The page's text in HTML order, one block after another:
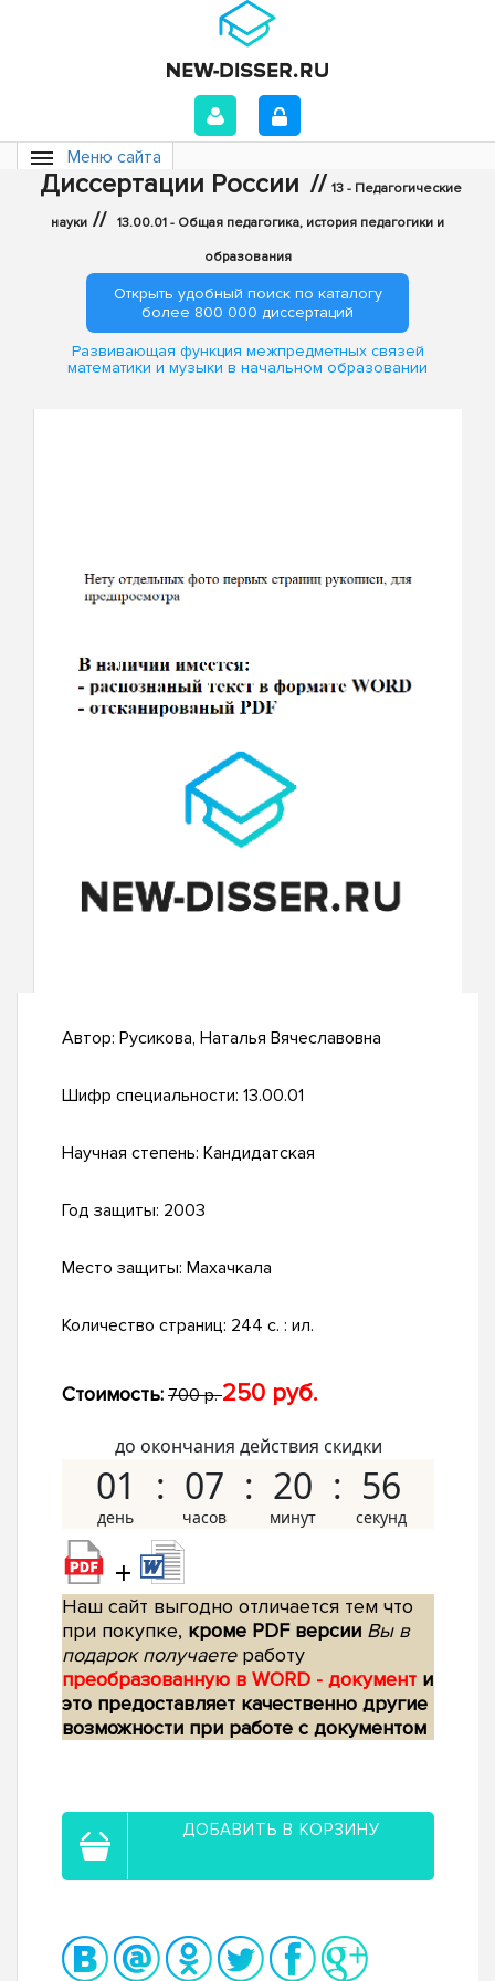
Меню сайта
Диссертации России // 13 - Педагогические
науки // 13.00.01 - Общая педагогика, история педагогики и
образования
Открыть удобный поиск по каталогу
более 800 000 диссертаций
Развивающая функция межпредметных связей
математики и музыки в начальном образовании
Автор: Русикова, Наталья Вячеславовна
Шифр специальности: 13.00.01
Научная степень: Кандидатская
Год защиты: 2003
Место защиты: Махачкала
Количество страниц: 244 с. : ил.
Стоимость: 700 р.250 руб.
до окончания действия скидки
01 07 20 55
+
Наш сайт выгодно отличается тем что
при покупке, кроме PDF версии Вы в
подарок получаетеработу
преобразованную в WORD - документ и
это предоставляет качественно другие
возможности при работе с документом
ДОБАВИТЬ В КОРЗИНУ